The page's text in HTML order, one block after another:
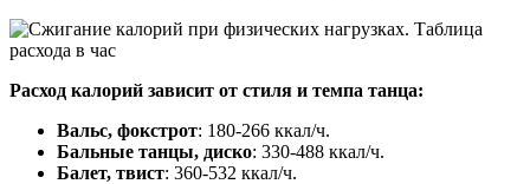
Расход калорий зависит от стиля и темпа танца:
Вальс, фокстрот: 180-266 ккал/ч.
Бальные танцы, диско: 330-488 ккал/ч.
Балет, твист: 360-532 ккал/ч.